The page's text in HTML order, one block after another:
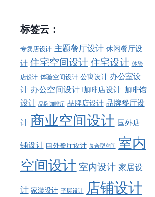
标签云：
专卖店设计 主题餐厅设计 休闲餐厅设
计 住宅空间设计 住宅设计 体验
店设计 体验空间设计 公寓设计 办公室设
计 办公空间设计 咖啡店设计 咖啡馆
设计 品牌咖啡厅 品牌店设计 品牌餐厅设
计 商业空间设计 国外店
铺设计 国外餐厅设计 复合型空间
室内
空间设计 室内设计 家居设
计 家装设计 平层设计 店铺设计